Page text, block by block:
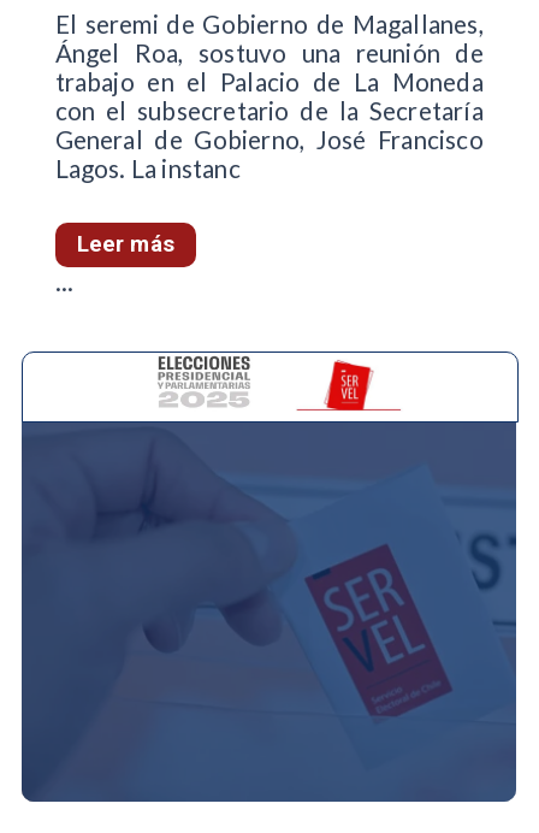
El seremi de Gobierno de Magallanes,
Ángel Roa, sostuvo una reunión de
trabajo en el Palacio de La Moneda
con el subsecretario de la Secretaría
General de Gobierno, José Francisco
Lagos. La instanc
Leer más
...